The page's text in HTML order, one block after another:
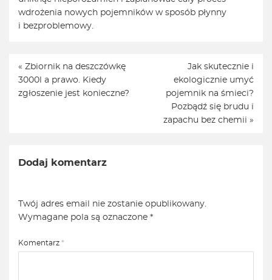
wdrożenia nowych pojemników w sposób płynny
i bezproblemowy.
« Zbiornik na deszczówkę
3000l a prawo. Kiedy
zgłoszenie jest konieczne?
Jak skutecznie i
ekologicznie umyć
pojemnik na śmieci?
Pozbądź się brudu i
zapachu bez chemii »
Dodaj komentarz
Twój adres email nie zostanie opublikowany.
Wymagane pola są oznaczone *
Komentarz *